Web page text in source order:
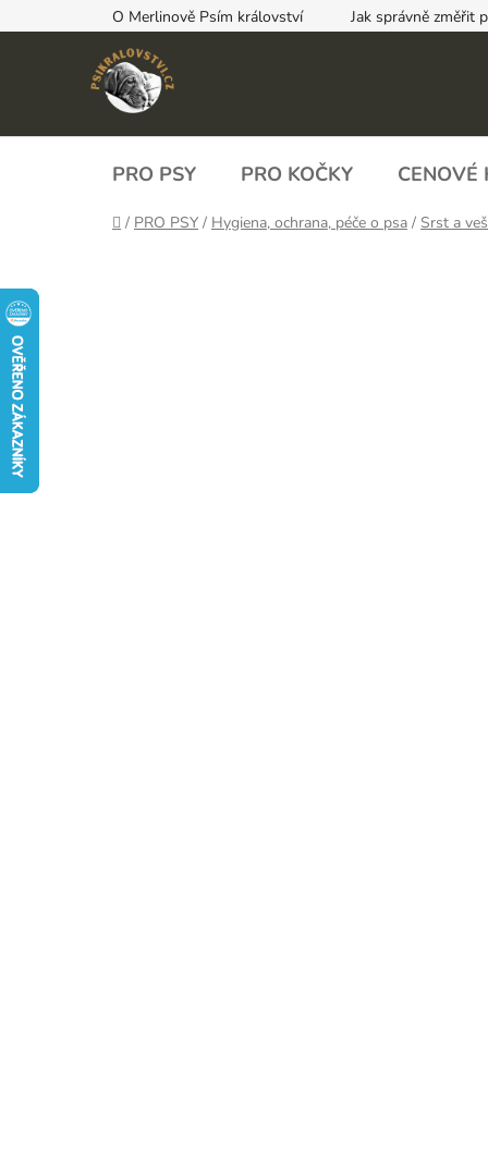
na
O Merlinově Psím království Jak správně změřit
PRO PSY PRO KOČKY CENOVÉ
Domů
/ PRO PSY / Hygiena, ochrana, péče o psa / Srst a